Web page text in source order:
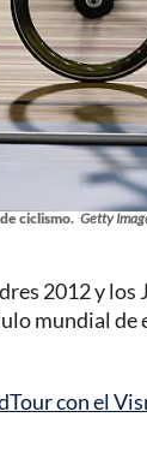
ciclismo. Getty
2012 y los
mundial
con el